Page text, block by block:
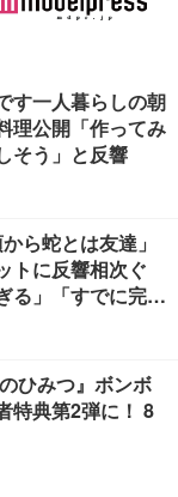
す一人暮らしの朝
理公開「作ってみ
そう」と反響
ら蛇とは友達」
トに反響相次ぐ
る」「すでに完成
ひみつ』ボンボ
特典第2弾に！ 8